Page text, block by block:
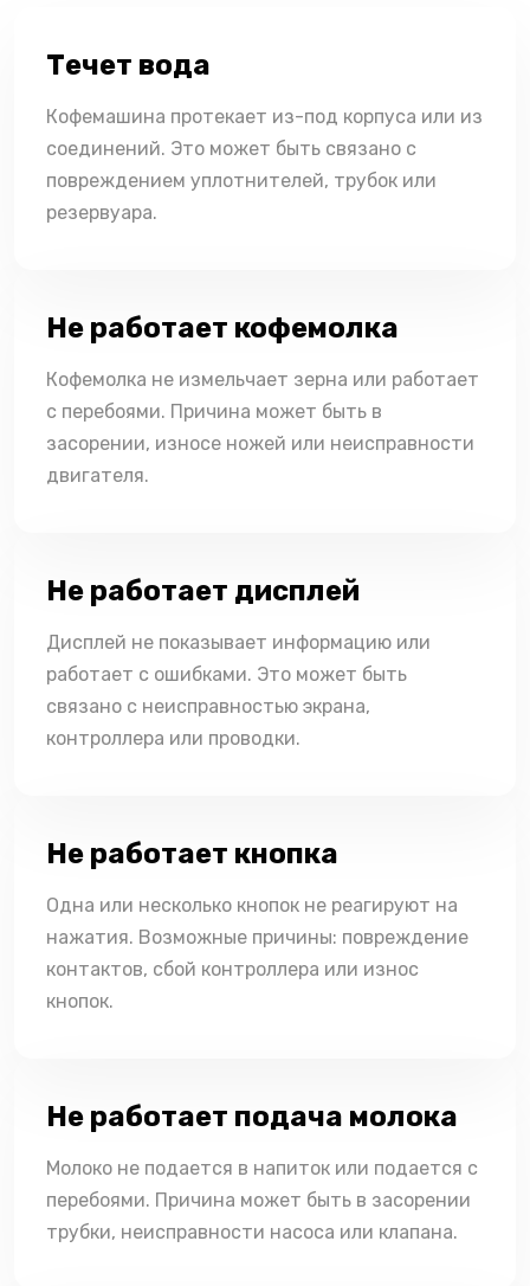
Течет вода
Кофемашина протекает из-под корпуса или из
соединений. Это может быть связано с
повреждением уплотнителей, трубок или
резервуара.
Не работает кофемолка
Кофемолка не измельчает зерна или работает
с перебоями. Причина может быть в
засорении, износе ножей или неисправности
двигателя.
Не работает дисплей
Дисплей не показывает информацию или
работает с ошибками. Это может быть
связано с неисправностью экрана,
контроллера или проводки.
Не работает кнопка
Одна или несколько кнопок не реагируют на
нажатия. Возможные причины: повреждение
контактов, сбой контроллера или износ
кнопок.
Не работает подача молока
Молоко не подается в напиток или подается с
перебоями. Причина может быть в засорении
трубки, неисправности насоса или клапана.